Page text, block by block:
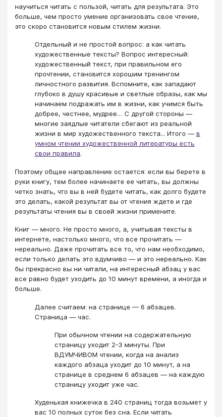
научиться читать с пользой, читать для результата. Это
больше, чем просто умение организовать свое чтение,
это скоро становится новым стилем жизни.
Отдельный и не простой вопрос: а как читать
художественные тексты? Вопрос интересный:
художественный текст, при правильном его
прочтении, становится хорошим тренингом
личностного развития. Вспомните, как западают
глубоко в душу красивые и светлые образы, как мы
начинаем подражать им в жизни, как учимся быть
добрее, честнее, мудрее… С другой стороны —
многие заядлые читатели сбегают из реальной
жизни в мир художественного текста... Итого —в
умном чтении художественной литературы есть
свои правила.
Поэтому общее направление остается: если вы берете в
руки книгу, тем более начинаете ее читать, вы должны
четко знать, что вы в ней будете читать, как долго будете
это делать, какой результат вы от чтения ждете и где
результаты чтения вы в своей жизни примените.
Книг — много. Не просто много, а, учитывая тексты в
интернете, настолько много, что все прочитать —
нереально. Даже прочитать все то, что нам необходимо,
если только делать это вдумчиво — и это нереально. Как
бы прекрасно вы ни читали, на интересный абзац у вас
все равно будет уходить до 10 минут времени, а иногда и
больше.
Далее считаем: на странице — 6 абзацев.
Страница — час.
При обычном чтении на содержательную
страницу уходит 2-3 минуты. При
ВДУМЧИВОМ чтении, когда на анализ
каждого абзаца уходит до 10 минут, а на
странице в среднем 6 абзацев — на каждую
страницу уходит уже час.
Худенькая книжечка в 240 страниц тогда возьмет у
вас 10 полных суток без сна. Если читать